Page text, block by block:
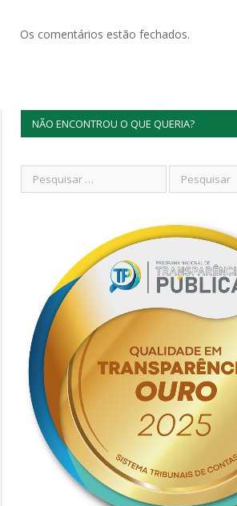
Os comentários estão fechados.
NÃO ENCONTROU O QUE QUERIA?